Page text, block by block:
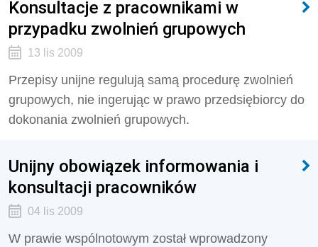
Konsultacje z pracownikami w
przypadku zwolnień grupowych
13 lis 2009
Przepisy unijne regulują samą procedurę zwolnień
grupowych, nie ingerując w prawo przedsiębiorcy do
dokonania zwolnień grupowych.
Unijny obowiązek informowania i
konsultacji pracowników
04 lis 2009
W prawie wspólnotowym został wprowadzony